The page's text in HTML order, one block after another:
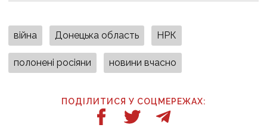
війна Донецька область НРК
полонені росіяни новини вчасно
ПОДІЛИТИСЯ У СОЦМЕРЕЖАХ: